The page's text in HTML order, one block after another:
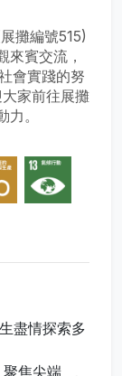
攤編號515)
來賓交流，
會實踐的努
家前往展攤
。
盡情探索多
焦尖端